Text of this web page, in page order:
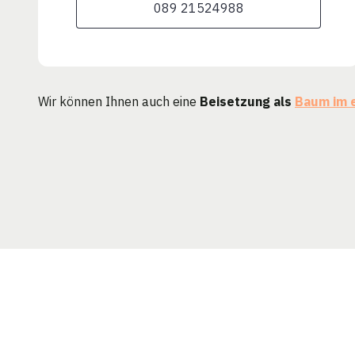
089 21524988
Wir können Ihnen auch eine Beisetzung als Baum im